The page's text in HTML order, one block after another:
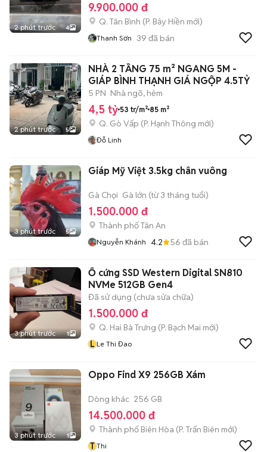
2 phút trước 4
9.900.000 đ
Q. Tân Bình (P. Bảy Hiền mới)
Thanh Sơn 39 đã bán
2 phút trước 5
NHÀ 2 TẦNG 75 m² NGANG 5M -
GIÁP BÌNH THẠNH GIÁ NGỘP 4.5TỶ
5 PN Nhà ngõ, hẻm
4,5 tỷ 53 tr/m² 85 m²
Q. Gò Vấp (P. Hạnh Thông mới)
Đỗ Linh
3 phút trước 5
Giáp Mỹ Việt 3.5kg chân vuông
Gà Chọi Gà lớn (từ 3 tháng tuổi)
1.500.000 đ
Thành phố Tân An
Nguyễn Khánh 4.2 56 đã bán
3 phút trước 1
Ổ cứng SSD Western Digital SN810
NVMe 512GB Gen4
Đã sử dụng (chưa sửa chữa)
1.500.000 đ
Q. Hai Bà Trưng (P. Bạch Mai mới)
L Le Thi Đao
3 phút trước 1
Oppo Find X9 256GB Xám
Dòng khác 256 GB
14.500.000 đ
Thành phố Biên Hòa (P. Trấn Biên mới)
T Thi